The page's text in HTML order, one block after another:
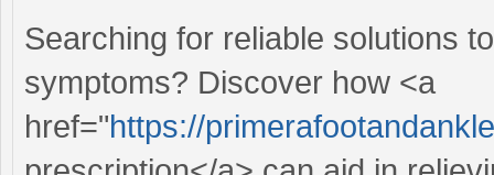
Searching for reliable solutions
symptoms? Discover how <a
href="https://